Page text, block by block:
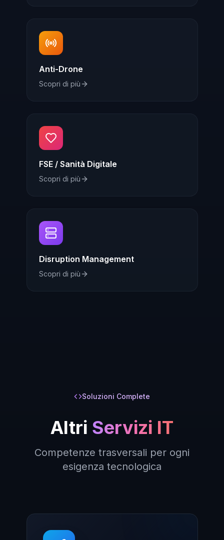
Anti-Drone
Scopri di più
FSE / Sanità Digitale
Scopri di più
Disruption Management
Scopri di più
Soluzioni Complete
Altri Servizi IT
Competenze trasversali per ogni
esigenza tecnologica